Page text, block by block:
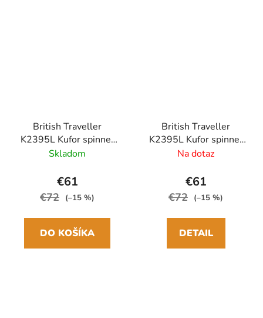
British Traveller
K2395L Kufor spinner
61cm Modrý Navy
Skladom
€61
€72 (–15 %)
DO KOŠÍKA
British Traveller
K2395L Kufor spinner
61cm Modrý
Na dotaz
€61
€72 (–15 %)
DETAIL